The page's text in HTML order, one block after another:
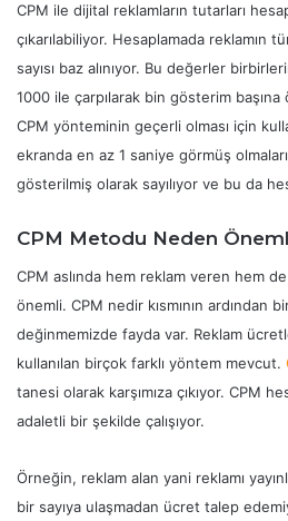
CPM ile dijital reklamların tutarları
çıkarılabiliyor. Hesaplamada reklamın
sayısı baz alınıyor. Bu değerler
1000 ile çarpılarak bin gösterim
CPM yönteminin geçerli olması için
ekranda en az 1 saniye görmüş
gösterilmiş olarak sayılıyor ve bu da
CPM Metodu Neden
CPM aslında hem reklam veren hem
önemli. CPM nedir kısmının ardından
değinmemizde fayda var. Reklam
kullanılan birçok farklı yöntem mevcut.
tanesi olarak karşımıza çıkıyor. CPM
adaletli bir şekilde çalışıyor.
Örneğin, reklam alan yani reklamı
bir sayıya ulaşmadan ücret talep